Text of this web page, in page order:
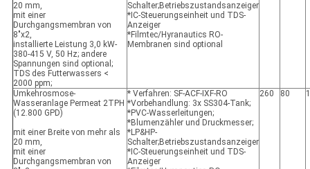
20 mm,
mit einer
Durchgangsmembran von
8"x2,
installierte Leistung 3,0 kW-
380-415 V, 50 Hz; andere
Spannungen sind optional;
TDS des Futterwassers <
2000 ppm;
Schalter;Betriebszustandsanzeiger
*IC-Steuerungseinheit und TDS-
Anzeiger
*Filmtec/Hyranautics RO-
Membranen sind optional
Umkehrosmose-
Wasseranlage Permeat 2TPH
(12.800 GPD)
mit einer Breite von mehr als
20 mm,
mit einer
Durchgangsmembran von
* Verfahren: SF-ACF-IXF-RO
*Vorbehandlung: 3x SS304-Tank;
*PVC-Wasserleitungen;
*Blumenzähler und Druckmesser;
*LP&HP-
Schalter;Betriebszustandsanzeiger
*IC-Steuerungseinheit und TDS-
Anzeiger
260 80